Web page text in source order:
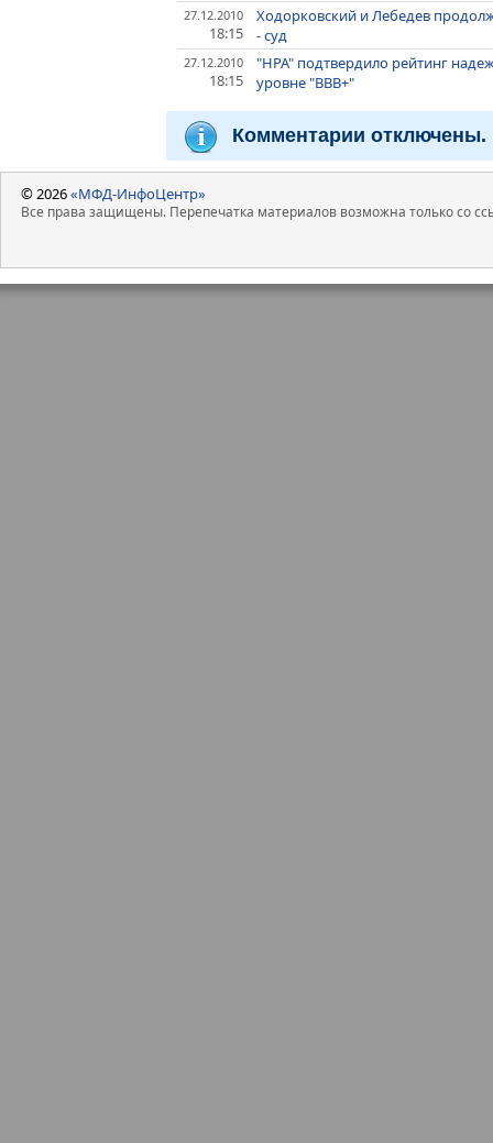
27.12.2010
18:15
Ходорковский и Лебедев
- суд
27.12.2010
18:15
"НРА" подтвердило рейтинг
уровне "ВВВ+"
Комментарии отключены.
© 2026«МФД-ИнфоЦентр»
Все права защищены. Перепечатка материалов возможна только со